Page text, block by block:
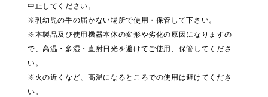
中止してください。
※乳幼児の手の届かない場所で使用・保管して下さい。
※本製品及び使用機器本体の変形や劣化の原因になりますの
で、高温・多湿・直射日光を避けてご使用、保管してくださ
い。
※火の近くなど、高温になるところでの使用は避けてくださ
い。